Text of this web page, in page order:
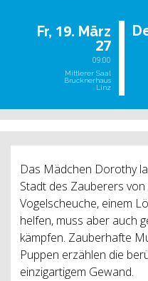
Fr, 19. März
27
09:00
Mittlerer Saal
Brucknerhaus
Linz
Das Mädchen Dorothy
Stadt des Zauberers
Vogelscheuche, einem
helfen, muss aber auch
kämpfen. Zauberhafte
Puppen erzählen die
einzigartigem Gewand.